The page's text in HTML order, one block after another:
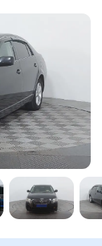
Check
автомобиле: